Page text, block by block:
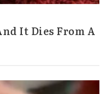
It Dies From A